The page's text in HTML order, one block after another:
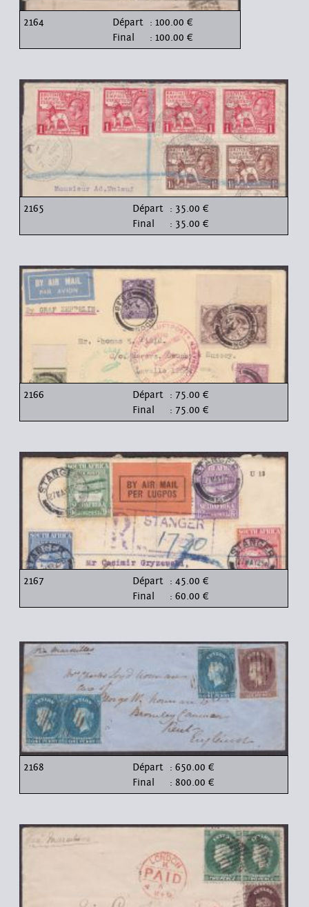
2164 Départ : 100.00 €
Final
: 100.00 €
2165 Départ : 35.00 €
Final
: 35.00 €
2166 Départ : 75.00 €
Final
: 75.00 €
2167 Départ : 45.00 €
Final
: 60.00 €
2168 Départ : 650.00 €
Final
: 800.00 €